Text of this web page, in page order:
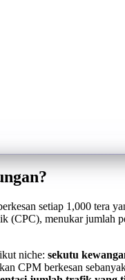
setiap 1,000 tera
(CPC), menukar jumlah
niche: sekutu
CPM berkesan